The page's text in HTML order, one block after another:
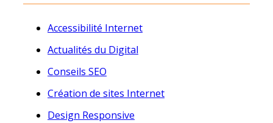
Accessibilité Internet
Actualités du Digital
Conseils SEO
Création de sites Internet
Design Responsive